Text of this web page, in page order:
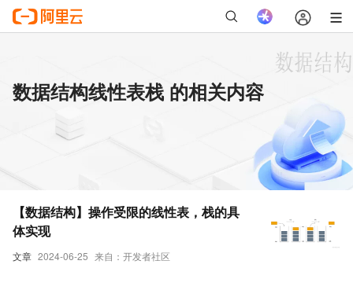
数据结构线性表栈 的相关内容
文章 2024-06-25 来自：开发者社区
【数据结构】操作受限的线性表，栈的具
体实现